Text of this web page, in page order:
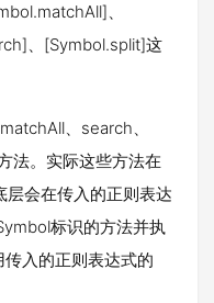
、
、[Symbol.split]这
、search、
法。实际这些方法在
层会在传入的正则表达
标识的方法并执
入的正则表达式的